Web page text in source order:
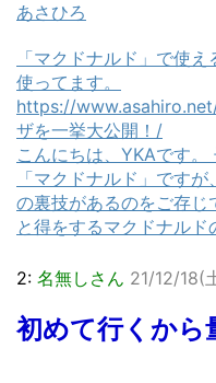
あさひろ
「マクドナルド」で使
使ってます。
https://
ザを一挙大公開！/
こんにちは、YKAです
「マクドナルド」です
の裏技があるのをご存じ
と得をするマクドナルド
2: 名無しさん 21/12/18(
初めて行くから